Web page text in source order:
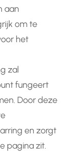
aan
om te
het
zal
fungeert
Door deze
en zorgt
pagina zit.